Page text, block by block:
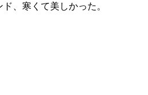
、寒くて美しかった。